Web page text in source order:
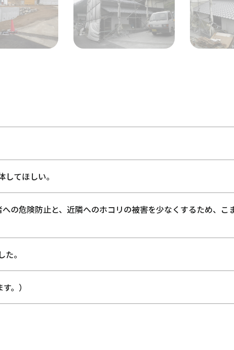
てほしい。
の危険防止と、近隣へのホコリの被害を少なくするため、こ
。
。）